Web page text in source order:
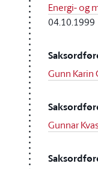
Energi- og
04.10.1999
Gunn Karin
Gunnar